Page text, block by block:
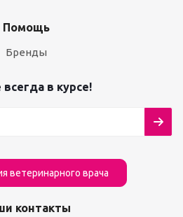
Помощь
Бренды
всегда в курсе!
ветеринарного врача
контакты